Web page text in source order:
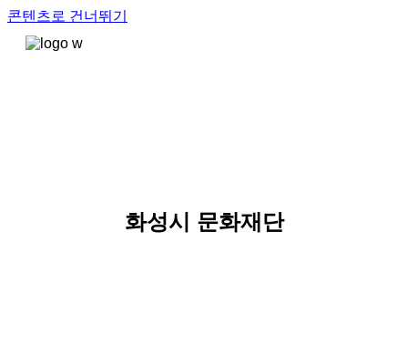
콘텐츠로 건너뛰기
화성시 문화재단